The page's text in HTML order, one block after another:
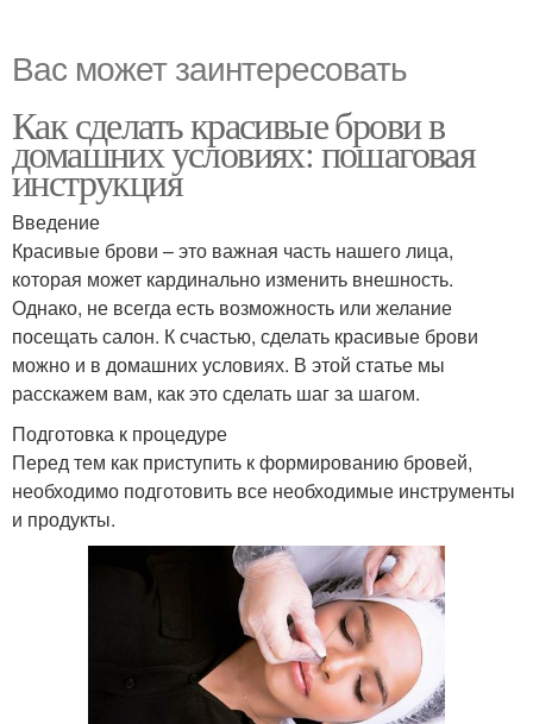
Вас может заинтересовать
Как сделать красивые брови в
домашних условиях: пошаговая
инструкция
Введение
Красивые брови – это важная часть нашего лица,
которая может кардинально изменить внешность.
Однако, не всегда есть возможность или желание
посещать салон. К счастью, сделать красивые брови
можно и в домашних условиях. В этой статье мы
расскажем вам, как это сделать шаг за шагом.
Подготовка к процедуре
Перед тем как приступить к формированию бровей,
необходимо подготовить все необходимые инструменты
и продукты.